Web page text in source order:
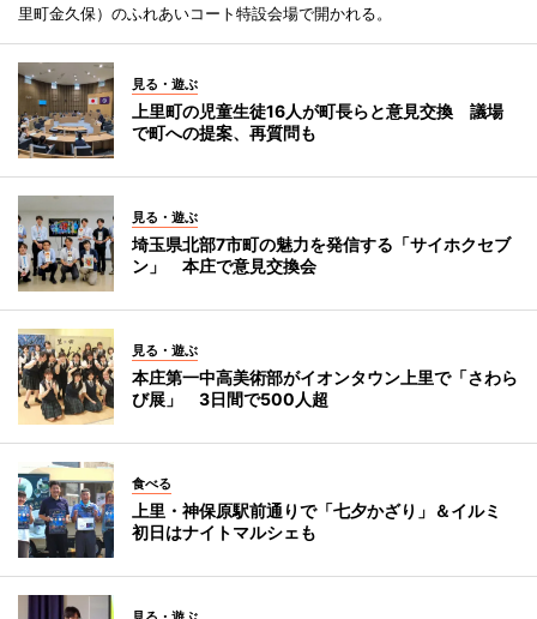
里町金久保）のふれあいコート特設会場で開かれる。
見る・遊ぶ
上里町の児童生徒16人が町長らと意見交換 議場
で町への提案、再質問も
見る・遊ぶ
埼玉県北部7市町の魅力を発信する「サイホクセブ
ン」 本庄で意見交換会
見る・遊ぶ
本庄第一中高美術部がイオンタウン上里で「さわら
び展」 3日間で500人超
食べる
上里・神保原駅前通りで「七夕かざり」＆イルミ
初日はナイトマルシェも